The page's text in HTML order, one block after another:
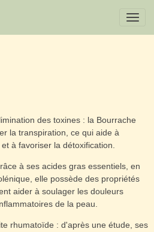
des toxines : la Bourrache
la transpiration, ce qui aide à
à favoriser la détoxification.
à ses acides gras essentiels, en
elle possède des propriétés
aider à soulager les douleurs
de la peau.
rhumatoïde : d'après une étude, ses